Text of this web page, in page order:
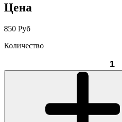
Цена
850 Руб
Количество